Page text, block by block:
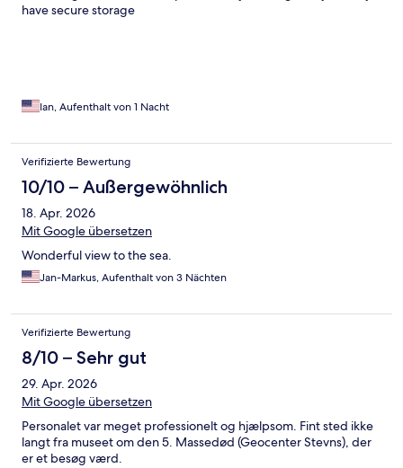
have secure storage
Ian, Aufenthalt von 1 Nacht
Verifizierte Bewertung
10/10 – Außergewöhnlich
18. Apr. 2026
Mit Google übersetzen
Wonderful view to the sea.
Jan-Markus, Aufenthalt von 3 Nächten
Verifizierte Bewertung
8/10 – Sehr gut
29. Apr. 2026
Mit Google übersetzen
Personalet var meget professionelt og hjælpsom. Fint sted ikke
langt fra museet om den 5. Massedød (Geocenter Stevns), der
er et besøg værd.